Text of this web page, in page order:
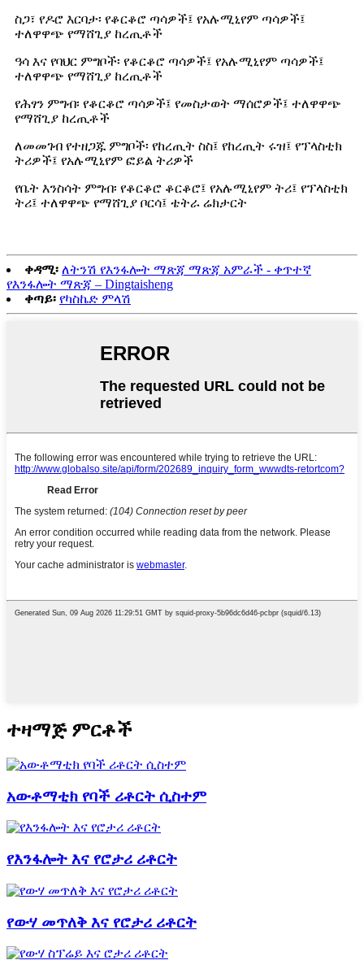
ስጋ፣ የዶሮ እርባታ፡ የቆርቆሮ ጣሳዎች፤ የአሉሚኒየም ጣሳዎች፤
ተለዋዋጭ የማሸጊያ ከረጢቶች
ዓሳ እና የባህር ምግቦች፡ የቆርቆሮ ጣሳዎች፤ የአሉሚኒየም ጣሳዎች፤
ተለዋዋጭ የማሸጊያ ከረጢቶች
የሕፃን ምግብ፡ የቆርቆሮ ጣሳዎች፤ የመስታወት ማሰሮዎች፤ ተለዋዋጭ
የማሸጊያ ከረጢቶች
ለመመገብ የተዘጋጁ ምግቦች፡ የከረጢት ስስ፤ የከረጢት ሩዝ፤ የፕላስቲክ
ትሪዎች፤ የአሉሚኒየም ፎይል ትሪዎች
የቤት እንስሳት ምግብ፡ የቆርቆሮ ቆርቆሮ፤ የአሉሚኒየም ትሪ፤ የፕላስቲክ
ትሪ፤ ተለዋዋጭ የማሸጊያ ቦርሳ፤ ቴትራ ሬክታርት
ቀዳሚ፡ ለትንሽ የእንፋሎት ማጽጃ ማጽጃ አምራች - ቀጥተኛ
የእንፋሎት ማጽጃ – Dingtaisheng
ቀጣይ፡ የካስኬድ ምላሽ
ተዛማጅ ምርቶች
አውቶማቲክ የባች ሪቶርት ሲስተም
የእንፋሎት እና የሮታሪ ሪቶርት
የውሃ መጥለቅ እና የሮታሪ ሪቶርት